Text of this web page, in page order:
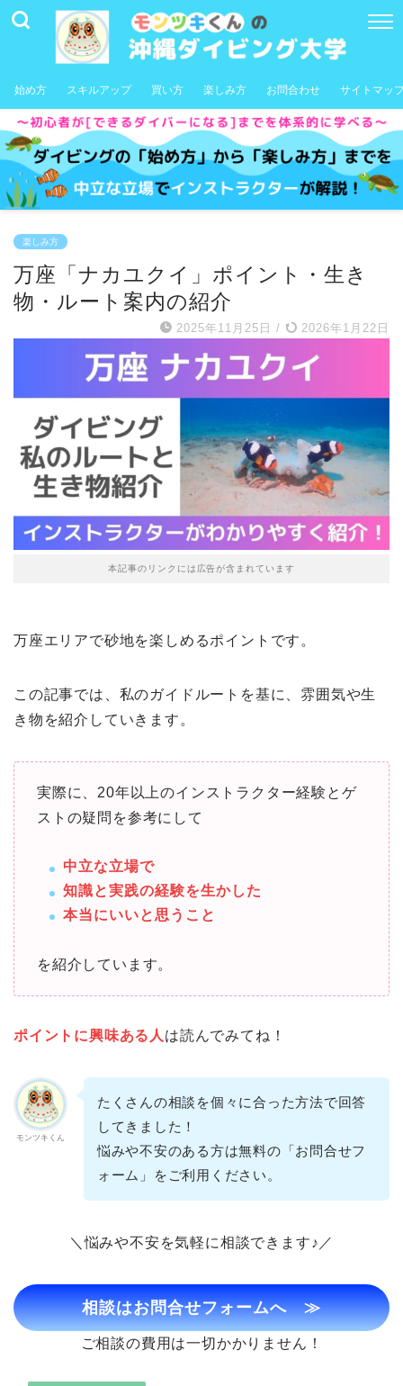
始め方 スキルアップ 買い方 楽しみ方 お問合わせ サイトマッ
楽しみ方
万座「ナカユクイ」ポイント・生き
物・ルート案内の紹介
2025年11月25日 / 2026年1月22日
本記事のリンクには広告が含まれています
万座エリアで砂地を楽しめるポイントです。
この記事では、私のガイドルートを基に、雰囲気や生
き物を紹介していきます。
実際に、20年以上のインストラクター経験とゲ
ストの疑問を参考にして
中立な立場で
知識と実践の経験を生かした
本当にいいと思うこと
を紹介しています。
ポイントに興味ある人 は読んでみてね！
モンツキくん
たくさんの相談を個々に合った方法で回答
してきました！
悩みや不安のある方は無料の「お問合せフ
ォーム」をご利用ください。
＼悩みや不安を気軽に相談できます♪／
相談はお問合せフォームへ ≫
ご相談の費用は一切かかりません！